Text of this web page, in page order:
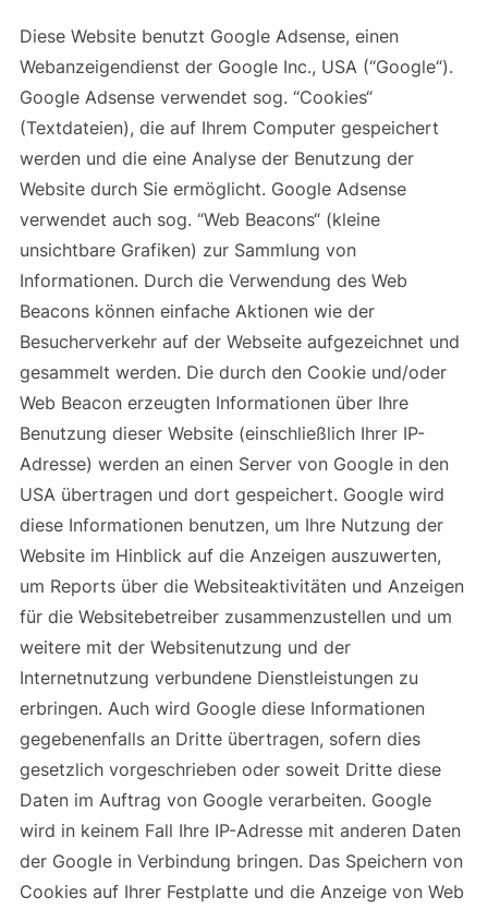
Diese Website benutzt Google Adsense, einen
Webanzeigendienst der Google Inc., USA (“Google“).
Google Adsense verwendet sog. “Cookies“
(Textdateien), die auf Ihrem Computer gespeichert
werden und die eine Analyse der Benutzung der
Website durch Sie ermöglicht. Google Adsense
verwendet auch sog. “Web Beacons“ (kleine
unsichtbare Grafiken) zur Sammlung von
Informationen. Durch die Verwendung des Web
Beacons können einfache Aktionen wie der
Besucherverkehr auf der Webseite aufgezeichnet und
gesammelt werden. Die durch den Cookie und/oder
Web Beacon erzeugten Informationen über Ihre
Benutzung dieser Website (einschließlich Ihrer IP-
Adresse) werden an einen Server von Google in den
USA übertragen und dort gespeichert. Google wird
diese Informationen benutzen, um Ihre Nutzung der
Website im Hinblick auf die Anzeigen auszuwerten,
um Reports über die Websiteaktivitäten und Anzeigen
für die Websitebetreiber zusammenzustellen und um
weitere mit der Websitenutzung und der
Internetnutzung verbundene Dienstleistungen zu
erbringen. Auch wird Google diese Informationen
gegebenenfalls an Dritte übertragen, sofern dies
gesetzlich vorgeschrieben oder soweit Dritte diese
Daten im Auftrag von Google verarbeiten. Google
wird in keinem Fall Ihre IP-Adresse mit anderen Daten
der Google in Verbindung bringen. Das Speichern von
Cookies auf Ihrer Festplatte und die Anzeige von Web